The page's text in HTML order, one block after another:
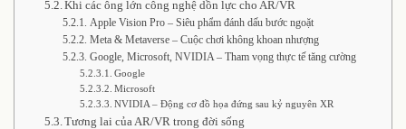
Khi các ông lớn công nghệ dồn lực cho AR/VR
Apple Vision Pro – Siêu phẩm đánh dấu bước ngoặt
Meta & Metaverse – Cuộc chơi không khoan nhượng
Google, Microsoft, NVIDIA – Tham vọng thực tế tăng cường
Google
Microsoft
NVIDIA – Động cơ đồ họa đứng sau kỷ nguyên XR
Tương lai của AR/VR trong đời sống